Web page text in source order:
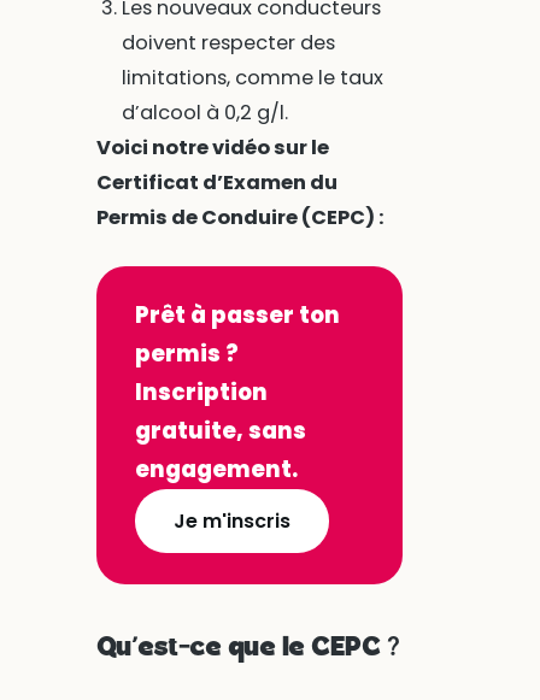
Les nouveaux conducteurs
doivent respecter des
limitations, comme le taux
d’alcool à 0,2 g/l.
Voici notre vidéo sur le
Certificat d’Examen du
Permis de Conduire (CEPC) :
Prêt à passer ton
permis ?
Inscription
gratuite, sans
engagement.
Je m'inscris
Qu’est-ce que le CEPC ?